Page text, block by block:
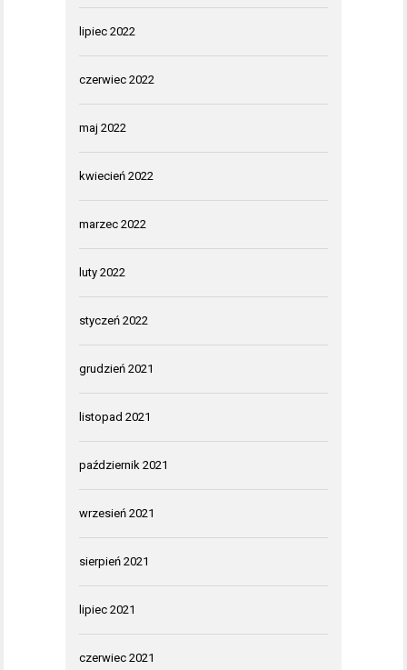
lipiec 2022
czerwiec 2022
maj 2022
kwiecień 2022
marzec 2022
luty 2022
styczeń 2022
grudzień 2021
listopad 2021
październik 2021
wrzesień 2021
sierpień 2021
lipiec 2021
czerwiec 2021